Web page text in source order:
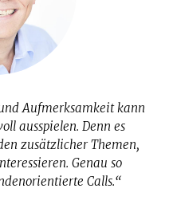
Aufmerksamkeit kann
ausspielen. Denn es
zusätzlicher Themen,
Genau so
Calls.“